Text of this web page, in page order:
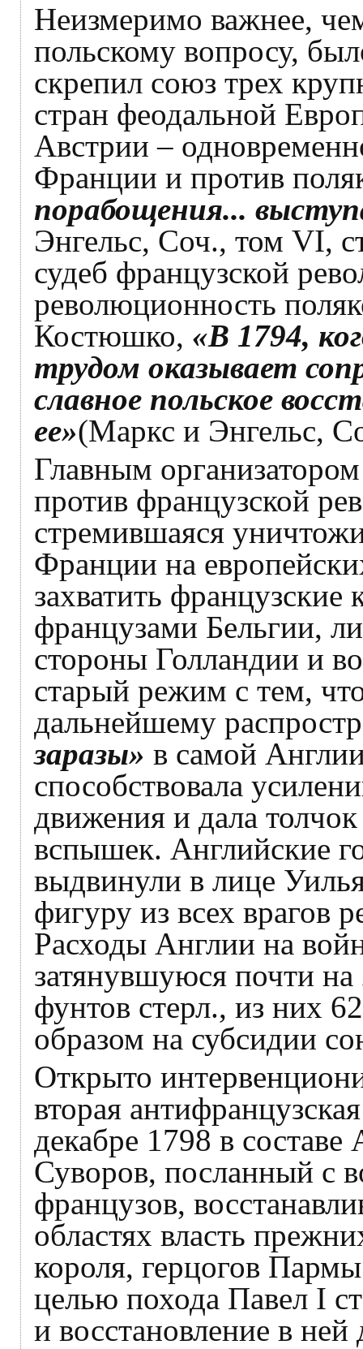
Неизмеримо важнее,
польскому вопросу,
скрепил союз трех
стран феодальной
Австрии –
Франции и против
порабощения...
Энгельс, Соч., том VI,
судеб французской
революционность
Костюшко, «В 1794,
трудом оказывает
славное польское
ее»(Маркс и Энгельс,
Главным
против французской
стремившаяся
Франции на
захватить
французами Бельгии,
стороны Голландии и
старый режим с тем,
дальнейшему
заразы» в самой
способствовала
движения и дала
вспышек. Английские
выдвинули в лице
фигуру из всех врагов
Расходы Англии на
затянувшуюся почти
фунтов стерл., из них
образом на субсидии
Открыто
вторая
декабре 1798 в
Суворов, посланный с
французов,
областях власть
короля, герцогов
целью похода Павел I
и восстановление в